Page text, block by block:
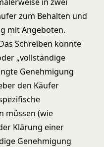
zum Behalten und
mit Angeboten.
Schreiben könnte
„vollständige
Genehmigung
den Käufer
müssen (wie
Klärung einer
Genehmigung